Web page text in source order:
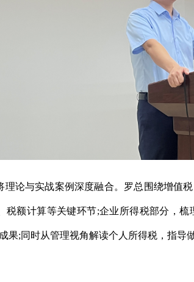
与实战案例深度融合。罗总围绕增值
税额计算等关键环节;企业所得税部分，
果;同时从管理视角解读个人所得税，指